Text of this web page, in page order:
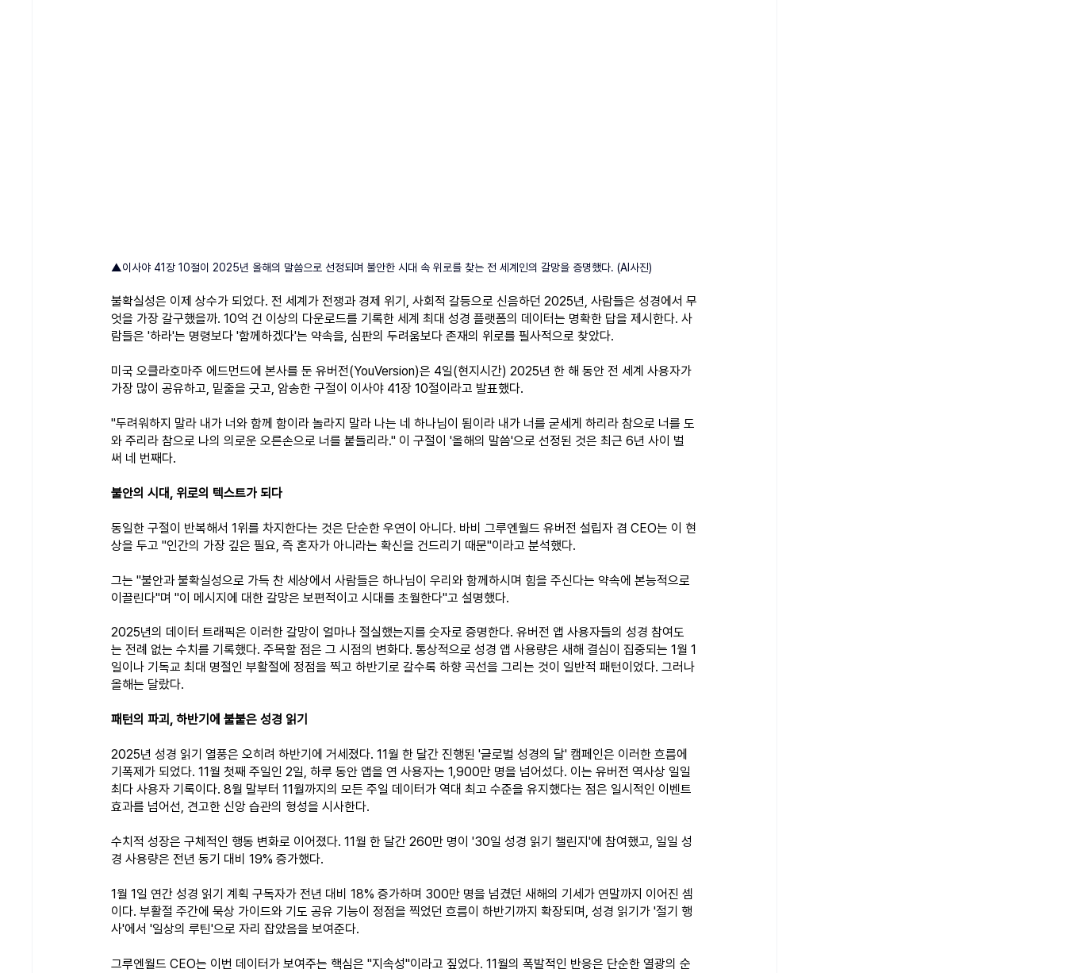
▲이사야 41장 10절이 2025년 올해의 말씀으로 선정되며 불안한 시대 속 위로를 찾는 전 세계인의 갈망을 증명했다. (AI사진)
불확실성은 이제 상수가 되었다. 전 세계가 전쟁과 경제 위기, 사회적 갈등으로 신음하던 2025년, 사람들은 성경에서 무
엇을 가장 갈구했을까. 10억 건 이상의 다운로드를 기록한 세계 최대 성경 플랫폼의 데이터는 명확한 답을 제시한다. 사
람들은 '하라'는 명령보다 '함께하겠다'는 약속을, 심판의 두려움보다 존재의 위로를 필사적으로 찾았다.
미국 오클라호마주 에드먼드에 본사를 둔 유버전(YouVersion)은 4일(현지시간) 2025년 한 해 동안 전 세계 사용자가
가장 많이 공유하고, 밑줄을 긋고, 암송한 구절이 이사야 41장 10절이라고 발표했다.
"두려워하지 말라 내가 너와 함께 함이라 놀라지 말라 나는 네 하나님이 됨이라 내가 너를 굳세게 하리라 참으로 너를 도
와 주리라 참으로 나의 의로운 오른손으로 너를 붙들리라." 이 구절이 '올해의 말씀'으로 선정된 것은 최근 6년 사이 벌
써 네 번째다.
불안의 시대, 위로의 텍스트가 되다
동일한 구절이 반복해서 1위를 차지한다는 것은 단순한 우연이 아니다. 바비 그루엔월드 유버전 설립자 겸 CEO는 이 현
상을 두고 "인간의 가장 깊은 필요, 즉 혼자가 아니라는 확신을 건드리기 때문"이라고 분석했다.
그는 "불안과 불확실성으로 가득 찬 세상에서 사람들은 하나님이 우리와 함께하시며 힘을 주신다는 약속에 본능적으로
이끌린다"며 "이 메시지에 대한 갈망은 보편적이고 시대를 초월한다"고 설명했다.
2025년의 데이터 트래픽은 이러한 갈망이 얼마나 절실했는지를 숫자로 증명한다. 유버전 앱 사용자들의 성경 참여도
는 전례 없는 수치를 기록했다. 주목할 점은 그 시점의 변화다. 통상적으로 성경 앱 사용량은 새해 결심이 집중되는 1월 1
일이나 기독교 최대 명절인 부활절에 정점을 찍고 하반기로 갈수록 하향 곡선을 그리는 것이 일반적 패턴이었다. 그러나
올해는 달랐다.
패턴의 파괴, 하반기에 불붙은 성경 읽기
2025년 성경 읽기 열풍은 오히려 하반기에 거세졌다. 11월 한 달간 진행된 '글로벌 성경의 달' 캠페인은 이러한 흐름에
기폭제가 되었다. 11월 첫째 주일인 2일, 하루 동안 앱을 연 사용자는 1,900만 명을 넘어섰다. 이는 유버전 역사상 일일
최다 사용자 기록이다. 8월 말부터 11월까지의 모든 주일 데이터가 역대 최고 수준을 유지했다는 점은 일시적인 이벤트
효과를 넘어선, 견고한 신앙 습관의 형성을 시사한다.
수치적 성장은 구체적인 행동 변화로 이어졌다. 11월 한 달간 260만 명이 '30일 성경 읽기 챌린지'에 참여했고, 일일 성
경 사용량은 전년 동기 대비 19% 증가했다.
1월 1일 연간 성경 읽기 계획 구독자가 전년 대비 18% 증가하며 300만 명을 넘겼던 새해의 기세가 연말까지 이어진 셈
이다. 부활절 주간에 묵상 가이드와 기도 공유 기능이 정점을 찍었던 흐름이 하반기까지 확장되며, 성경 읽기가 '절기 행
사'에서 '일상의 루틴'으로 자리 잡았음을 보여준다.
그루엔월드 CEO는 이번 데이터가 보여주는 핵심은 "지속성"이라고 짚었다. 11월의 폭발적인 반응은 단순한 열광의 순